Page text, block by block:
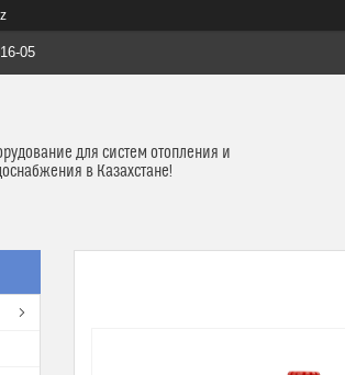
05
для систем отопления и
в Казахстане!